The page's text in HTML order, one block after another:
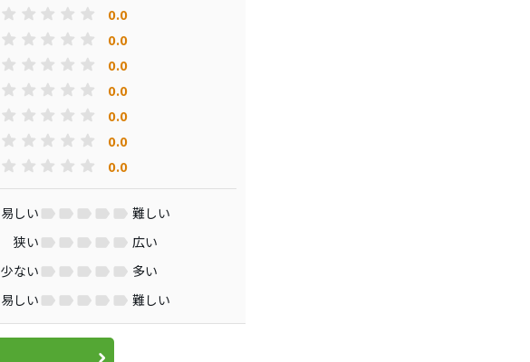
0.0
0.0
0.0
0.0
0.0
0.0
0.0
易しい
難しい
狭い
広い
少ない
多い
易しい 難しい